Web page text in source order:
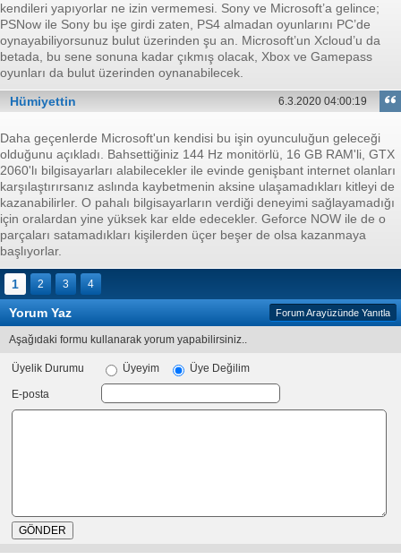
kendileri yapıyorlar ne izin vermemesi. Sony ve Microsoft’a gelince;
PSNow ile Sony bu işe girdi zaten, PS4 almadan oyunlarını PC’de
oynayabiliyorsunuz bulut üzerinden şu an. Microsoft’un Xcloud’u da
betada, bu sene sonuna kadar çıkmış olacak, Xbox ve Gamepass
oyunları da bulut üzerinden oynanabilecek.
Hümiyettin
6.3.2020 04:00:19
Daha geçenlerde Microsoft'un kendisi bu işin oyunculuğun geleceği
olduğunu açıkladı. Bahsettiğiniz 144 Hz monitörlü, 16 GB RAM'li, GTX
2060'lı bilgisayarları alabilecekler ile evinde genişbant internet olanları
karşılaştırırsanız aslında kaybetmenin aksine ulaşamadıkları kitleyi de
kazanabilirler. O pahalı bilgisayarların verdiği deneyimi sağlayamadığı
için oralardan yine yüksek kar elde edecekler. Geforce NOW ile de o
parçaları satamadıkları kişilerden üçer beşer de olsa kazanmaya
başlıyorlar.
1 2 3 4
Yorum Yaz Forum Arayüzünde Yanıtla
Aşağıdaki formu kullanarak yorum yapabilirsiniz..
Üyelik Durumu Üyeyim Üye Değilim
E-posta